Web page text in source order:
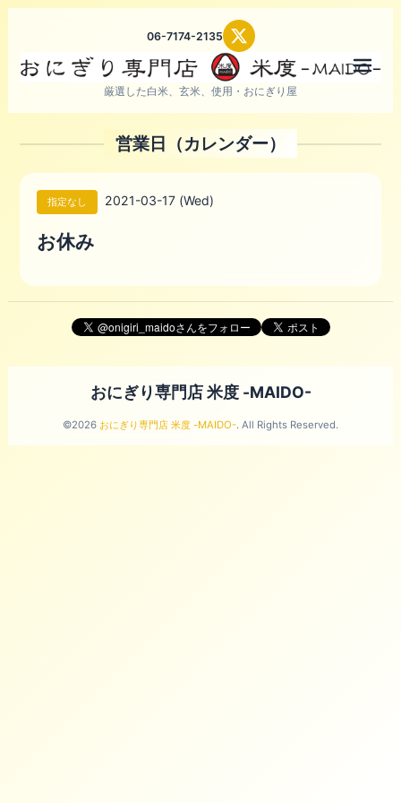
06-7174-2135
厳選した白米、玄米、使用・おにぎり屋
営業日（カレンダー）
指定なし 2021-03-17 (Wed)
お休み
おにぎり専門店 米度 -MAIDO-
©2026 おにぎり専門店 米度 -MAIDO-. All Rights Reserved.